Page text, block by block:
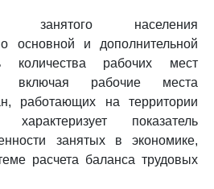
занятого населения
основной и дополнительной
количества рабочих мест
включая рабочие места
работающих на территории
показатель
занятых в экономике,
расчета баланса трудовых